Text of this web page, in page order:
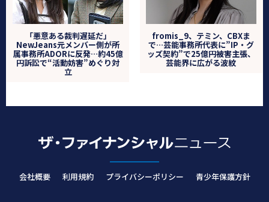
「悪意ある裁判遅延だ」
NewJeans元メンバー側が所
属事務所ADORに反発…約45億
円訴訟で“活動妨害”めぐり対
立
fromis_9、テミン、CBXま
で…芸能事務所代表に”IP・グ
ッズ契約”で25億円被害主張、
芸能界に広がる波紋
会社概要 利用規約 プライバシーポリシー 青少年保護方針